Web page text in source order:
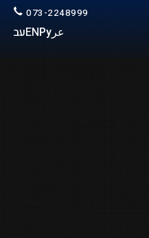
073-2248999
عرРу
ENעב